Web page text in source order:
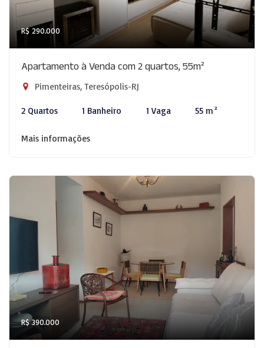
R$ 290.000
Apartamento à Venda com 2 quartos, 55m²
Pimenteiras, Teresópolis-RJ
2 Quartos 1 Banheiro 1 Vaga 55 m²
Mais informações
R$ 390.000